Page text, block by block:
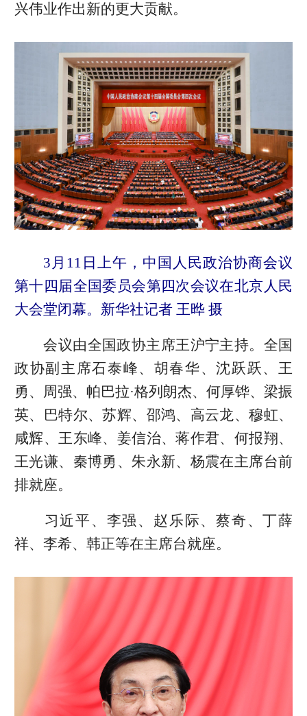
兴伟业作出新的更大贡献。
3月11日上午，中国人民政治协商会议
第十四届全国委员会第四次会议在北京人民
大会堂闭幕。新华社记者 王晔 摄
会议由全国政协主席王沪宁主持。全国
政协副主席石泰峰、胡春华、沈跃跃、王
勇、周强、帕巴拉·格列朗杰、何厚铧、梁振
英、巴特尔、苏辉、邵鸿、高云龙、穆虹、
咸辉、王东峰、姜信治、蒋作君、何报翔、
王光谦、秦博勇、朱永新、杨震在主席台前
排就座。
习近平、李强、赵乐际、蔡奇、丁薛
祥、李希、韩正等在主席台就座。